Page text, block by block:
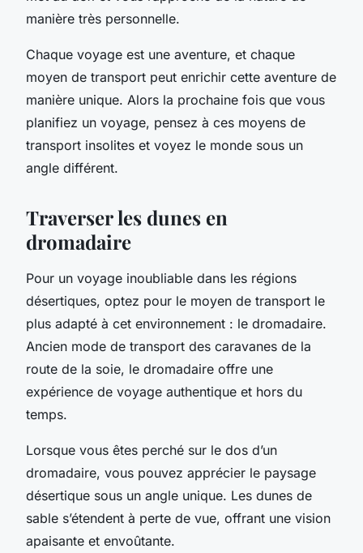
manière très personnelle.
Chaque voyage est une aventure, et chaque
moyen de transport peut enrichir cette aventure de
manière unique. Alors la prochaine fois que vous
planifiez un voyage, pensez à ces moyens de
transport insolites et voyez le monde sous un
angle différent.
Traverser les dunes en
dromadaire
Pour un voyage inoubliable dans les régions
désertiques, optez pour le moyen de transport le
plus adapté à cet environnement : le dromadaire.
Ancien mode de transport des caravanes de la
route de la soie, le dromadaire offre une
expérience de voyage authentique et hors du
temps.
Lorsque vous êtes perché sur le dos d’un
dromadaire, vous pouvez apprécier le paysage
désertique sous un angle unique. Les dunes de
sable s’étendent à perte de vue, offrant une vision
apaisante et envoûtante.